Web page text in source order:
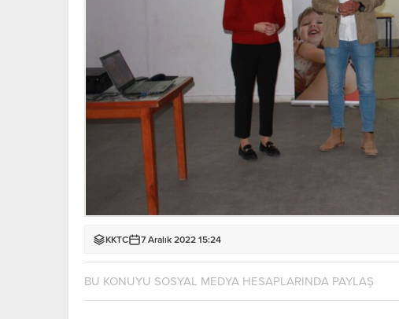
KKTC 7 Aralık 2022 15:24
BU KONUYU SOSYAL MEDYA HESAPLARINDA PAYLAŞ